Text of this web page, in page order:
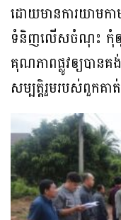
ដោយមានការយាមក
ទំនិញលើសចំណុះ កុំឲ្យធ្
គុណភាពផ្លូវឲ្យបានគ
សម្បត្តិរួមរបស់ពួកគា